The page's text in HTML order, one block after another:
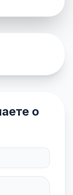
о